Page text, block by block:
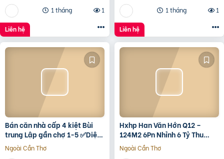
1 tháng
1
Liên hệ
1 tháng
1
Liên hệ
Bán căn nhà cấp 4 kiệt Bùi
trung Lập gần chợ 1-5 ✅Diện
tích 5*22 ✅Hướng Tây Bắc
✅Đường oto thông
Ngoài Cần Thơ
Hxhp Han Văn Hớn Q12 –
124M2 6Pn Nhỉnh 6 Tỷ Thu
15Tr/Tháng
Ngoài Cần Thơ